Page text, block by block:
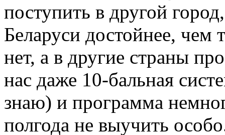
поступить в другой
Беларуси достойнее, чем
нет, а в другие страны
нас даже 10-бальная
знаю) и программа
полгода не выучить